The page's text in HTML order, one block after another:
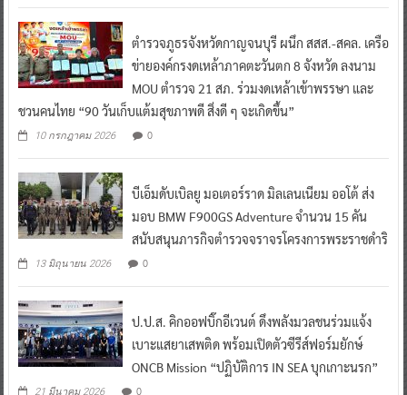
ตำรวจภูธรจังหวัดกาญจนบุรี ผนึก สสส.-สคล. เครือ
ข่ายองค์กรงดเหล้าภาคตะวันตก 8 จังหวัด ลงนาม
MOU ตำรวจ 21 สภ. ร่วมงดเหล้าเข้าพรรษา และ
ชวนคนไทย “90 วันเก็บแต้มสุขภาพดี สิ่งดี ๆ จะเกิดขึ้น”
10 กรกฎาคม 2026 0
บีเอ็มดับเบิลยู มอเตอร์ราด มิลเลนเนียม ออโต้ ส่ง
มอบ BMW F900GS Adventure จำนวน 15 คัน
สนับสนุนภารกิจตำรวจจราจรโครงการพระราชดำริ
13 มิถุนายน 2026 0
ป.ป.ส. คิกออฟบิ๊กอีเวนต์ ดึงพลังมวลชนร่วมแจ้ง
เบาะแสยาเสพติด พร้อมเปิดตัวซีรีส์ฟอร์มยักษ์
ONCB Mission “ปฏิบัติการ IN SEA บุกเกาะนรก”
21 มีนาคม 2026 0